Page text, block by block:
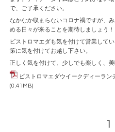
で、ご了承ください。
なかなか収まらないコロナ禍ですが、
める日々が来ることを期待しましょう！
ビストロマエダも気を付けて営業して
策に気を付けてお越し下さい。
正しく気を付けて、少しでも楽しく、
ビストロマエダウイークディーラ
(0.41MB)
1